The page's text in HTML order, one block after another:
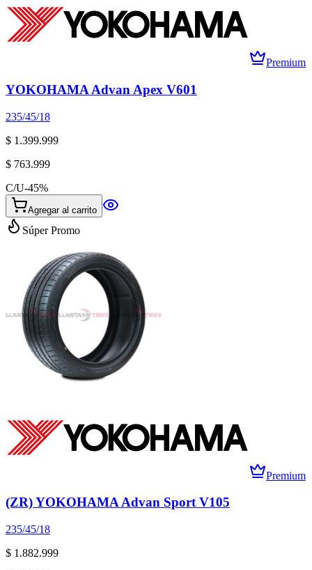
Premium
YOKOHAMA Advan Apex V601
235/45/18
$ 1.399.999
$ 763.999
C/U-45%
Agregar al carrito
Súper Promo
Premium
(ZR) YOKOHAMA Advan Sport V105
235/45/18
$ 1.882.999